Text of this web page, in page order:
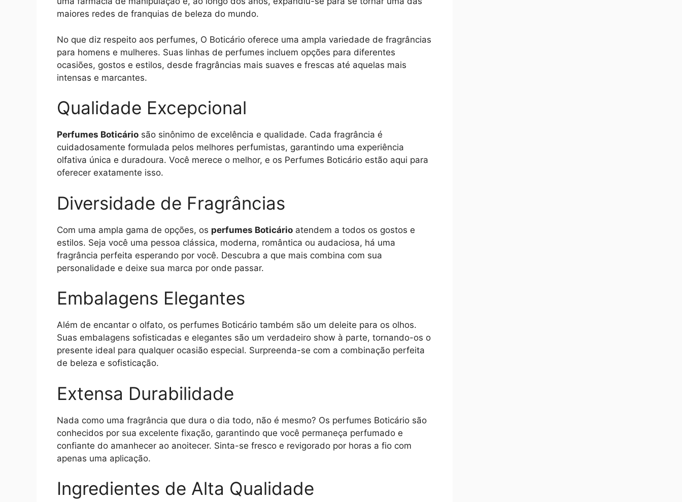
maiores redes de franquias de beleza do mundo.
No que diz respeito aos perfumes, O Boticário oferece uma ampla variedade de fragrâncias
para homens e mulheres. Suas linhas de perfumes incluem opções para diferentes
ocasiões, gostos e estilos, desde fragrâncias mais suaves e frescas até aquelas mais
intensas e marcantes.
Qualidade Excepcional
Perfumes Boticário são sinônimo de excelência e qualidade. Cada fragrância é
cuidadosamente formulada pelos melhores perfumistas, garantindo uma experiência
olfativa única e duradoura. Você merece o melhor, e os Perfumes Boticário estão aqui para
oferecer exatamente isso.
Diversidade de Fragrâncias
Com uma ampla gama de opções, os perfumes Boticário atendem a todos os gostos e
estilos. Seja você uma pessoa clássica, moderna, romântica ou audaciosa, há uma
fragrância perfeita esperando por você. Descubra a que mais combina com sua
personalidade e deixe sua marca por onde passar.
Embalagens Elegantes
Além de encantar o olfato, os perfumes Boticário também são um deleite para os olhos.
Suas embalagens sofisticadas e elegantes são um verdadeiro show à parte, tornando-os o
presente ideal para qualquer ocasião especial. Surpreenda-se com a combinação perfeita
de beleza e sofisticação.
Extensa Durabilidade
Nada como uma fragrância que dura o dia todo, não é mesmo? Os perfumes Boticário são
conhecidos por sua excelente fixação, garantindo que você permaneça perfumado e
confiante do amanhecer ao anoitecer. Sinta-se fresco e revigorado por horas a fio com
apenas uma aplicação.
Ingredientes de Alta Qualidade